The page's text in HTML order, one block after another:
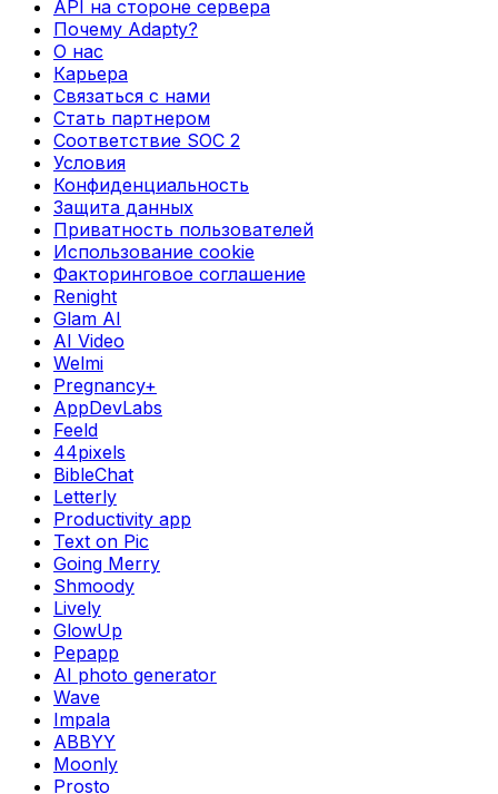
API на стороне сервера
Почему Adapty?
О нас
Карьера
Связаться с нами
Стать партнером
Соответствие SOC 2
Условия
Конфиденциальность
Защита данных
Приватность пользователей
Использование cookie
Факторинговое соглашение
Renight
Glam AI
AI Video
Welmi
Pregnancy+
AppDevLabs
Feeld
44pixels
BibleChat
Letterly
Productivity app
Text on Pic
Going Merry
Shmoody
Lively
GlowUp
Pepapp
AI photo generator
Wave
Impala
ABBYY
Moonly
Prosto